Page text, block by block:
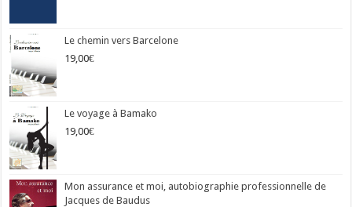
Le chemin vers Barcelone
19,00€
Le voyage à Bamako
19,00€
Mon assurance et moi, autobiographie professionnelle de
Jacques de Baudus